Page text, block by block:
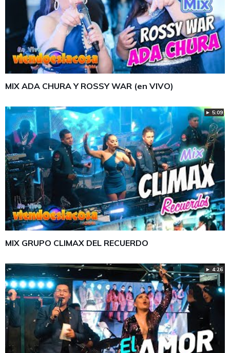
MIX ADA CHURA Y ROSSY WAR (en VIVO)
► 5:09
MIX GRUPO CLIMAX DEL RECUERDO
► 4:26